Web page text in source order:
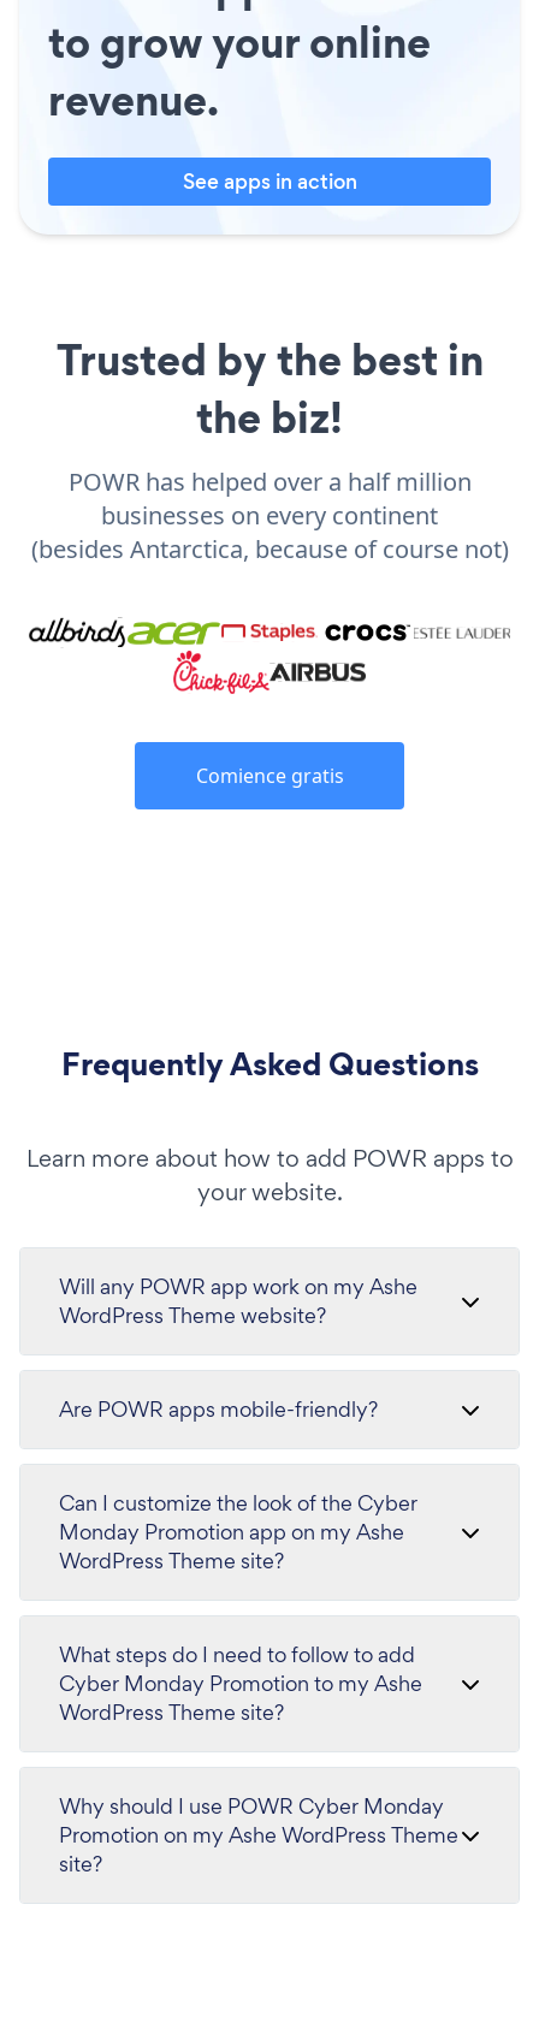
to grow your online
revenue.
See apps in action
Trusted by the best in
the biz!
POWR has helped over a half million
businesses on every continent
(besides Antarctica, because of course not)
Comience gratis
Frequently Asked Questions
Learn more about how to add POWR apps to
your website.
Will any POWR app work on my Ashe
WordPress Theme website?
Are POWR apps mobile-friendly?
Can I customize the look of the Cyber
Monday Promotion app on my Ashe
WordPress Theme site?
What steps do I need to follow to add
Cyber Monday Promotion to my Ashe
WordPress Theme site?
Why should I use POWR Cyber Monday
Promotion on my Ashe WordPress Theme
site?